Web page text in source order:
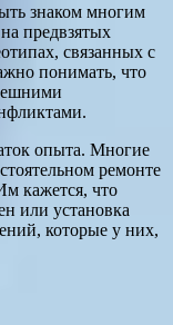
знаком многим
предвзятых
связанных с
понимать, что
опыта. Многие
ремонте
кажется, что
или установка
которые у них,